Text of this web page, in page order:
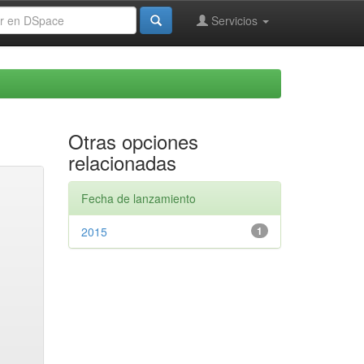
Servicios
Otras opciones
relacionadas
Fecha de lanzamiento
1
2015